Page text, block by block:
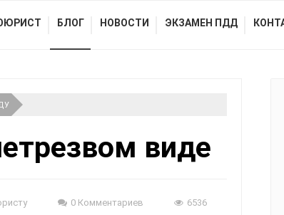
БЛОГ НОВОСТИ ЭКЗАМЕН ПДД
виде
0 Комментариев 6536